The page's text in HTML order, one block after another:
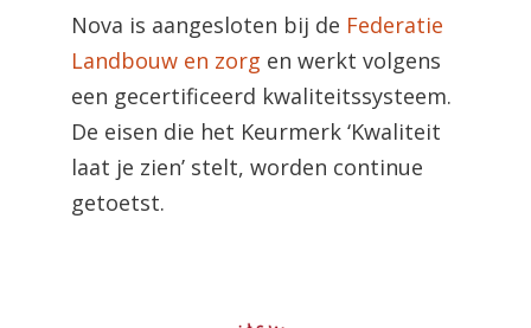
Nova is aangesloten bij de Federatie
Landbouw en zorg en werkt volgens
een gecertificeerd kwaliteitssysteem.
De eisen die het Keurmerk ‘Kwaliteit
laat je zien’ stelt, worden continue
getoetst.